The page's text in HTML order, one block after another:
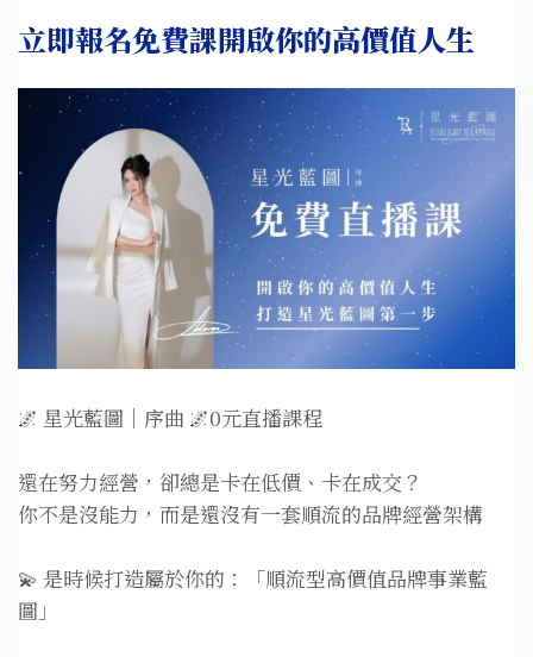
立即報名免費課開啟你的高價值人生
🌌 星光藍圖｜序曲 🌌0元直播課程
還在努力經營，卻總是卡在低價、卡在成交？
你不是沒能力，而是還沒有一套順流的品牌經營架構
💫 是時候打造屬於你的：「順流型高價值品牌事業藍
圖」